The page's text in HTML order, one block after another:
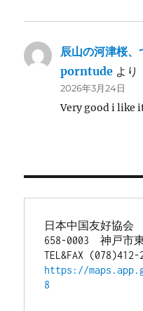
辰山の河津桜、
porntude より
2026年3月24日
Very good i like
日本中国友好協会
658-0003　神戸市
TEL&FAX (078)412-
https://
8